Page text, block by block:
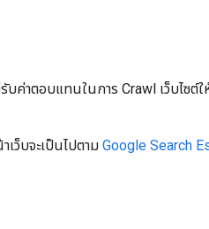
รับค่าตอบแทนในการ Crawl เว็บไซ
ว็บจะเป็นไปตาม Google Search